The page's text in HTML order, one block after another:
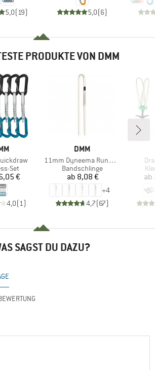
5,0(19) 5,0(6)
PRODUKTE VON DMM
Set
Preis€
4,0(1)
MARKE
DMM
Artikel
11mm Dyneema Rundschlinge
Produktgruppe
Bandschlinge
Preis
ab 8,08 €
+4
4,7(67)
ab
SAGST DU DAZU?